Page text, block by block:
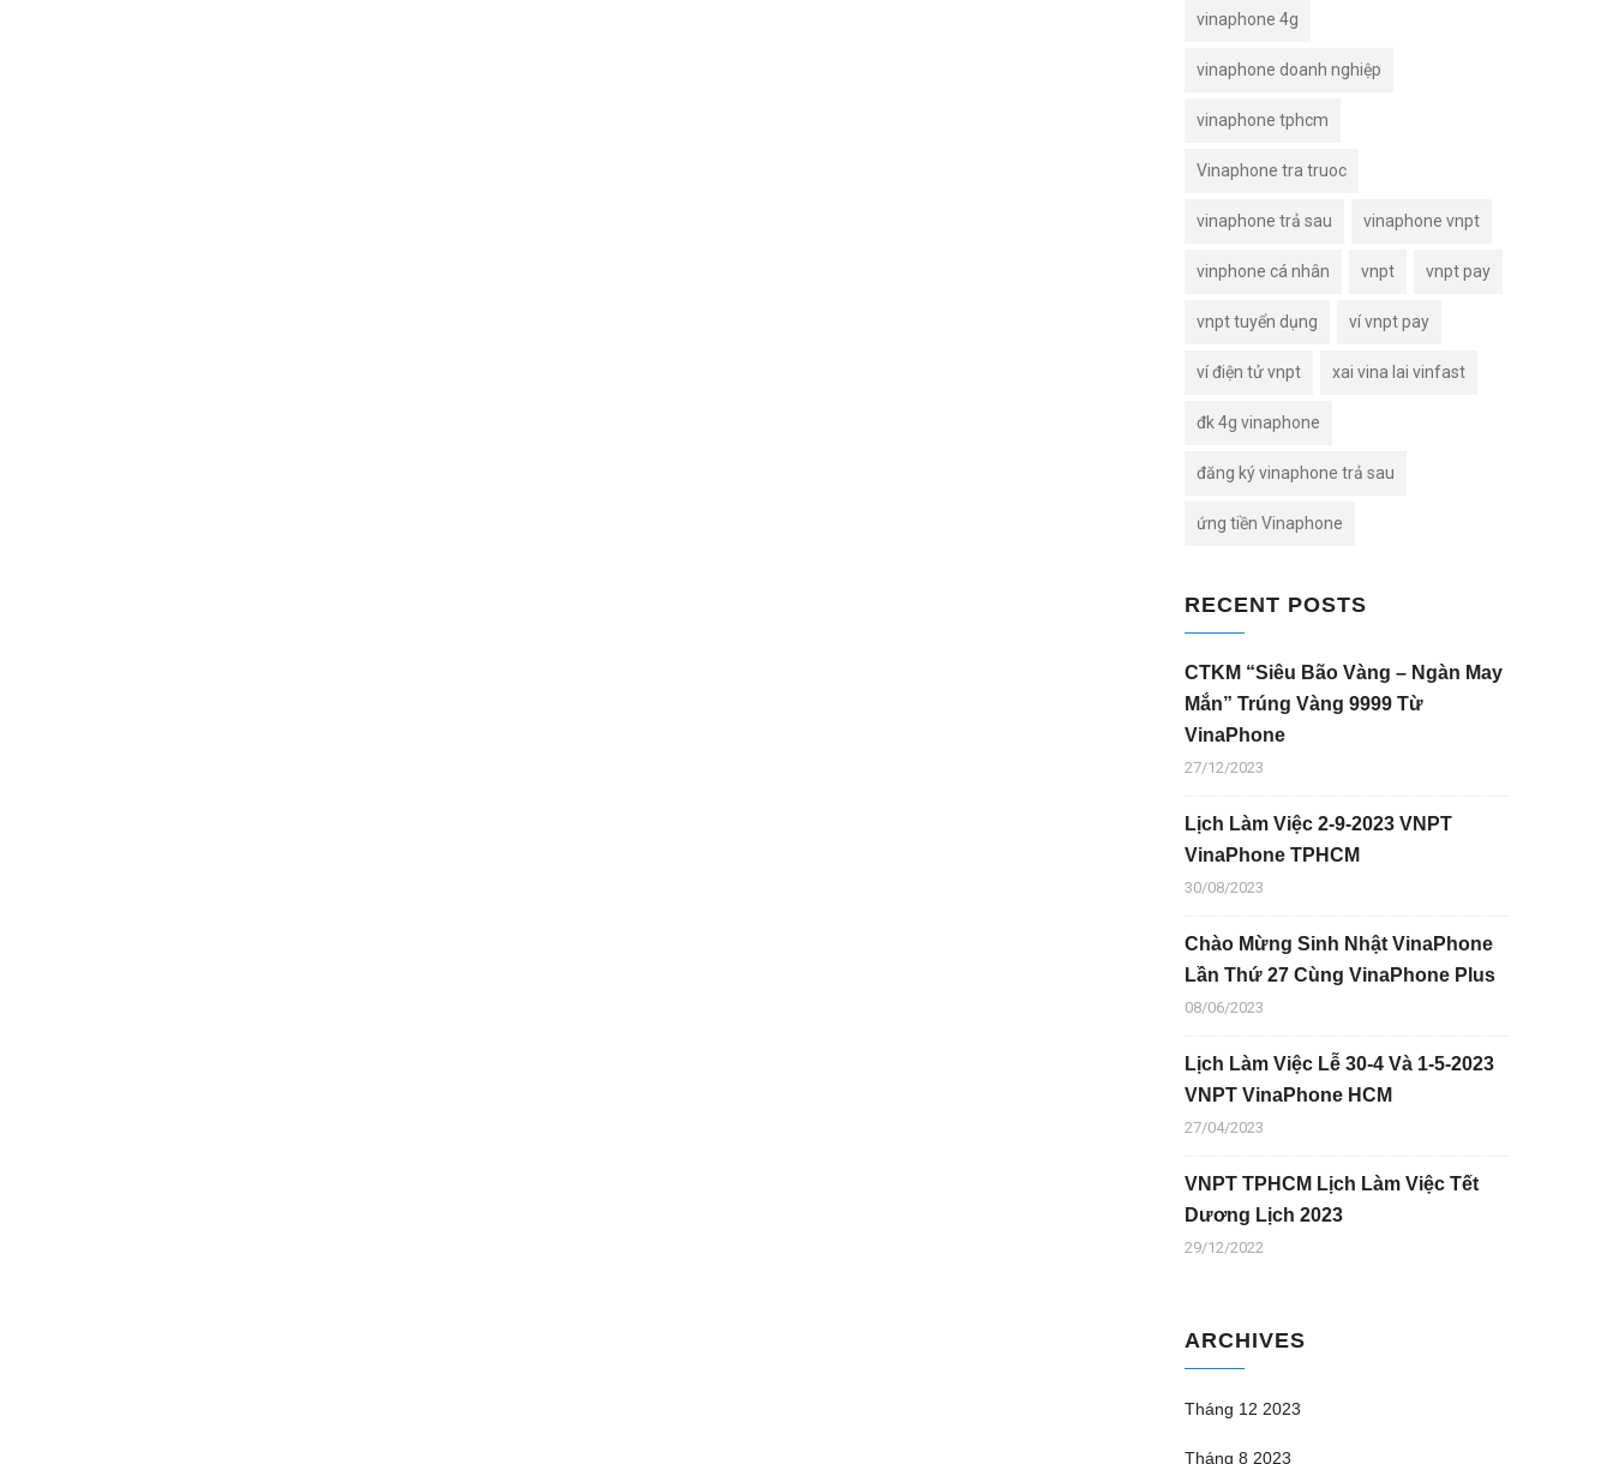
vinaphone 4g
vinaphone doanh nghiệp
vinaphone tphcm
Vinaphone tra truoc
vinaphone trả sau vinaphone vnpt
vinphone cá nhân vnpt vnpt pay
vnpt tuyển dụng ví vnpt pay
ví điện tử vnpt xai vina lai vinfast
đk 4g vinaphone
đăng ký vinaphone trả sau
ứng tiền Vinaphone
RECENT POSTS
CTKM “Siêu Bão Vàng – Ngàn May
Mắn” Trúng Vàng 9999 Từ
VinaPhone
27/12/2023
Lịch Làm Việc 2-9-2023 VNPT
VinaPhone TPHCM
30/08/2023
Chào Mừng Sinh Nhật VinaPhone
Lần Thứ 27 Cùng VinaPhone Plus
08/06/2023
Lịch Làm Việc Lễ 30-4 Và 1-5-2023
VNPT VinaPhone HCM
27/04/2023
VNPT TPHCM Lịch Làm Việc Tết
Dương Lịch 2023
29/12/2022
ARCHIVES
Tháng 12 2023
Tháng 8 2023